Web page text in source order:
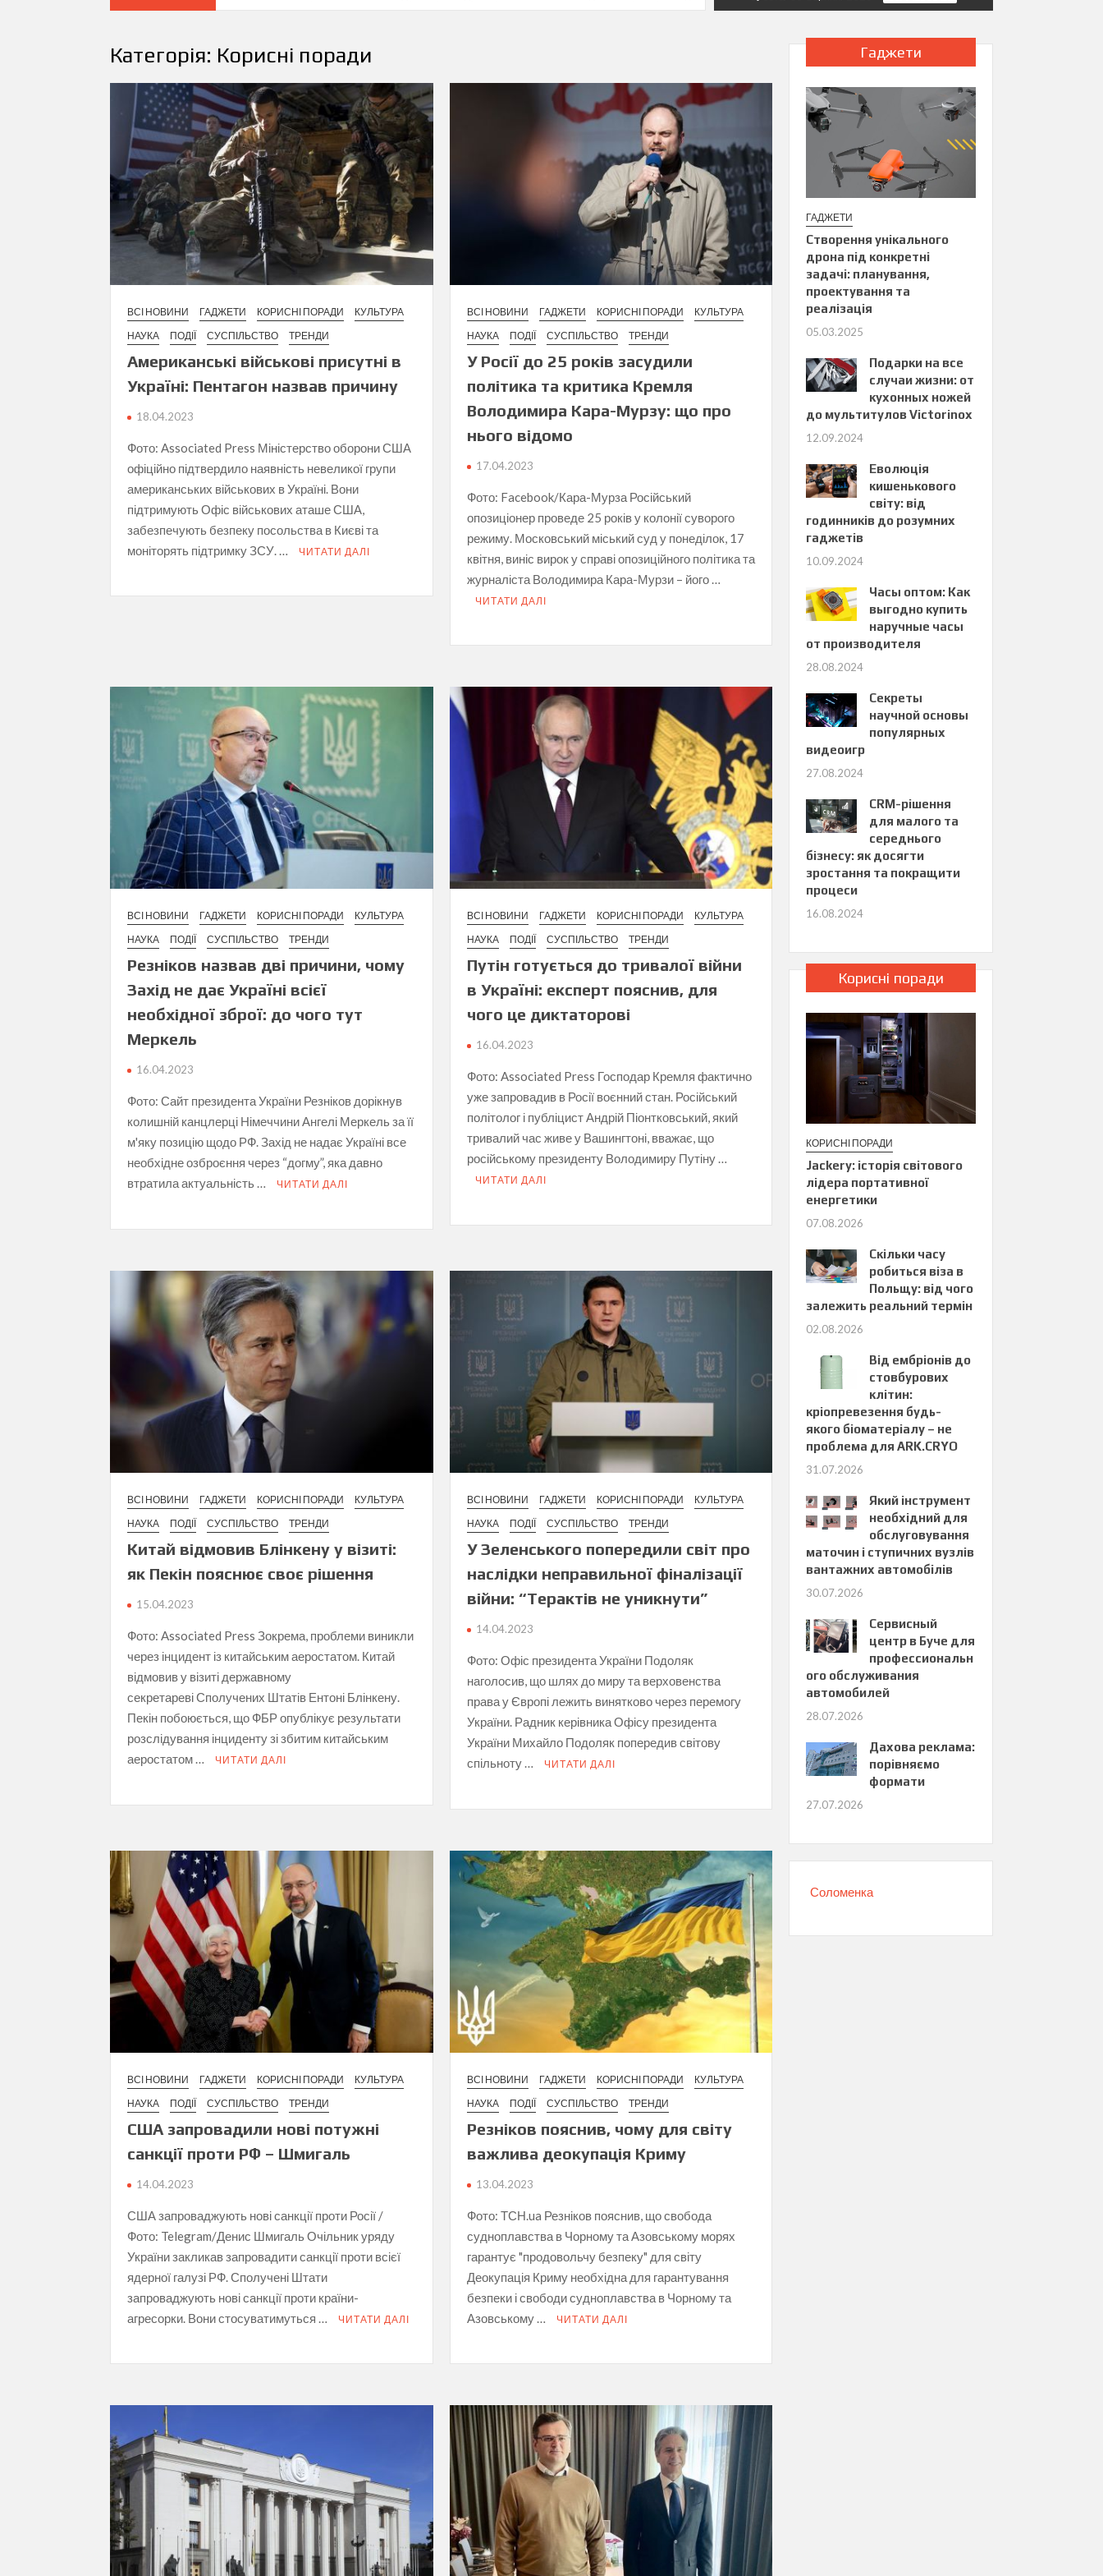
Категорія: Корисні поради
ВСІ НОВИНИ ГАДЖЕТИ КОРИСНІ ПОРАДИ
КУЛЬТУРА
НАУКА
ПОДІЇ СУСПІЛЬСТВО ТРЕНДИ
Американські військові присутні в
Україні: Пентагон назвав причину
18.04.2023
Фото: Associated Press Міністерство оборони США
офіційно підтвердило наявність невеликої групи
американських військових в Україні. Вони
підтримують Офіс військових аташе США,
забезпечують безпеку посольства в Києві та
моніторять підтримку ЗСУ. …
ЧИТАТИ ДАЛІ
ВСІ НОВИНИ ГАДЖЕТИ КОРИСНІ ПОРАДИ
КУЛЬТУРА
НАУКА
ПОДІЇ СУСПІЛЬСТВО ТРЕНДИ
У Росії до 25 років засудили
політика та критика Кремля
Володимира Кара-Мурзу: що про
нього відомо
17.04.2023
Фото: Facebook/Кара-Мурза Російський
опозиціонер проведе 25 років у колонії суворого
режиму. Московський міський суд у понеділок, 17
квітня, виніс вирок у справі опозиційного політика та
журналіста Володимира Кара-Мурзи – його …
ЧИТАТИ ДАЛІ
ВСІ НОВИНИ ГАДЖЕТИ КОРИСНІ ПОРАДИ
КУЛЬТУРА
НАУКА
ПОДІЇ СУСПІЛЬСТВО ТРЕНДИ
Резніков назвав дві причини, чому
Захід не дає Україні всієї
необхідної зброї: до чого тут
Меркель
16.04.2023
Фото: Сайт президента України Резніков дорікнув
колишній канцлерці Німеччини Ангелі Меркель за її
м'яку позицію щодо РФ. Захід не надає Україні все
необхідне озброєння через “догму”, яка давно
втратила актуальність …
ЧИТАТИ ДАЛІ
ВСІ НОВИНИ ГАДЖЕТИ КОРИСНІ ПОРАДИ
КУЛЬТУРА
НАУКА
ПОДІЇ СУСПІЛЬСТВО ТРЕНДИ
Путін готується до тривалої війни
в Україні: експерт пояснив, для
чого це диктаторові
16.04.2023
Фото: Associated Press Господар Кремля фактично
уже запровадив в Росії воєнний стан. Російський
політолог і публіцист Андрій Піонтковський, який
тривалий час живе у Вашингтоні, вважає, що
російському президенту Володимиру Путіну …
ЧИТАТИ ДАЛІ
ВСІ НОВИНИ ГАДЖЕТИ КОРИСНІ ПОРАДИ
КУЛЬТУРА
НАУКА
ПОДІЇ СУСПІЛЬСТВО ТРЕНДИ
Китай відмовив Блінкену у візиті:
як Пекін пояснює своє рішення
15.04.2023
Фото: Associated Press Зокрема, проблеми виникли
через інцидент із китайським аеростатом. Китай
відмовив у візиті державному
секретареві Сполучених Штатів Ентоні Блінкену.
Пекін побоюється, що ФБР опублікує результати
розслідування інциденту зі збитим китайським
аеростатом …
ЧИТАТИ ДАЛІ
ВСІ НОВИНИ ГАДЖЕТИ КОРИСНІ ПОРАДИ
КУЛЬТУРА
НАУКА
ПОДІЇ СУСПІЛЬСТВО ТРЕНДИ
У Зеленського попередили світ про
наслідки неправильної фіналізації
війни: “Терактів не уникнути”
14.04.2023
Фото: Офіс президента України Подоляк
наголосив, що шлях до миру та верховенства
права у Європі лежить винятково через перемогу
України. Радник керівника Офісу президента
України Михайло Подоляк попередив світову
спільноту …
ЧИТАТИ ДАЛІ
ВСІ НОВИНИ ГАДЖЕТИ КОРИСНІ ПОРАДИ
КУЛЬТУРА
НАУКА
ПОДІЇ СУСПІЛЬСТВО ТРЕНДИ
США запровадили нові потужні
санкції проти РФ – Шмигаль
14.04.2023
США запроваджують нові санкції проти Росії /
Фото: Telegram/Денис Шмигаль Очільник уряду
України закликав запровадити санкції проти всієї
ядерної галузі РФ. Сполучені Штати
запроваджують нові санкції проти країни-
агресорки. Вони стосуватимуться …
ЧИТАТИ ДАЛІ
ВСІ НОВИНИ ГАДЖЕТИ КОРИСНІ ПОРАДИ
КУЛЬТУРА
НАУКА
ПОДІЇ СУСПІЛЬСТВО ТРЕНДИ
Резніков пояснив, чому для світу
важлива деокупація Криму
13.04.2023
Фото: ТСН.ua Резніков пояснив, що свобода
судноплавства в Чорному та Азовському морях
гарантує "продовольчу безпеку" для світу
Деокупація Криму необхідна для гарантування
безпеки і свободи судноплавства в Чорному та
Азовському …
ЧИТАТИ ДАЛІ
Гаджети
ГАДЖЕТИ
Створення унікального
дрона під конкретні
задачі: планування,
проектування та
реалізація
05.03.2025
Подарки на все
случаи жизни: от
кухонных ножей
до мультитулов Victorinox
12.09.2024
Еволюція
кишенькового
світу: від
годинників до розумних
гаджетів
10.09.2024
Часы оптом: Как
выгодно купить
наручные часы
от производителя
28.08.2024
Секреты
научной основы
популярных
видеоигр
27.08.2024
CRM-рішення
для малого та
середнього
бізнесу: як досягти
зростання та покращити
процеси
16.08.2024
Корисні поради
КОРИСНІ ПОРАДИ
Jackery: історія світового
лідера портативної
енергетики
07.08.2026
Скільки часу
робиться віза в
Польщу: від чого
залежить реальний термін
02.08.2026
Від ембріонів до
стовбурових
клітин:
кріопревезення будь-
якого біоматеріалу – не
проблема для ARK.CRYO
31.07.2026
Який інструмент
необхідний для
обслуговування
маточин і ступичних вузлів
вантажних автомобілів
30.07.2026
Сервисный
центр в Буче для
профессиональн
ого обслуживания
автомобилей
28.07.2026
Дахова реклама:
порівняємо
формати
27.07.2026
Соломенка